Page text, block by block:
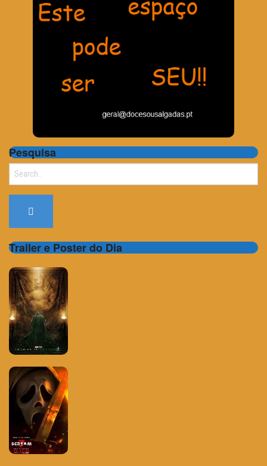
Pesquisa
Search
Trailer e Poster do Dia